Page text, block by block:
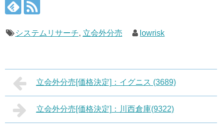
システムリサーチ, 立会外分売 lowrisk
立会外分売[価格決定]：イグニス (3689)
立会外分売[価格決定]：川西倉庫(9322)